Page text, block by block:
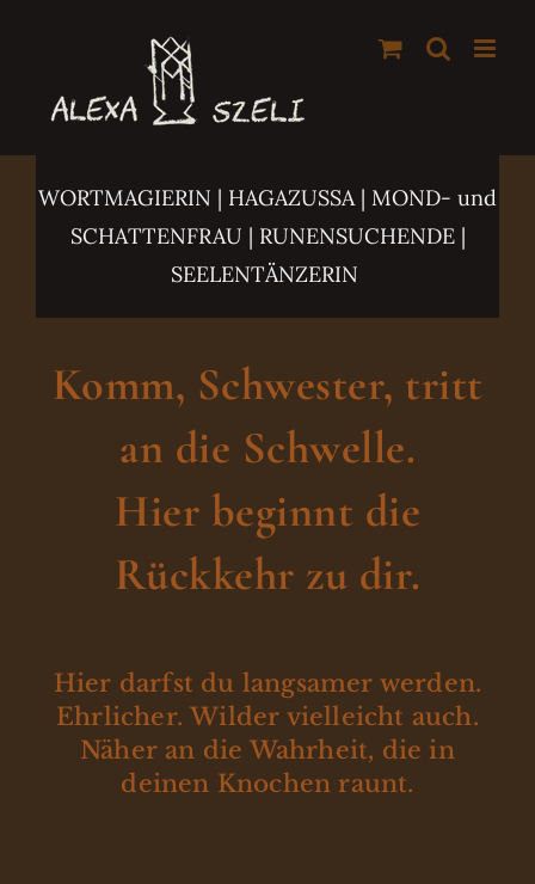
springen
WORTMAGIERIN | HAGAZUSSA | MOND- und
SCHATTENFRAU | RUNENSUCHENDE |
SEELENTÄNZERIN
Komm, Schwester, tritt
an die Schwelle.
Hier beginnt die
Rückkehr zu dir.
Hier darfst du langsamer werden.
Ehrlicher. Wilder vielleicht auch.
Näher an die Wahrheit, die in
deinen Knochen raunt.